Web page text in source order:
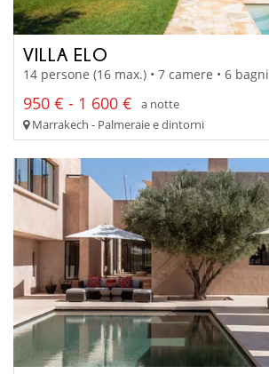
VILLA ELO
14 persone (16 max.) • 7 camere • 6 bagni
950 € - 1 600 €
a notte
Marrakech - Palmeraie e dintorni